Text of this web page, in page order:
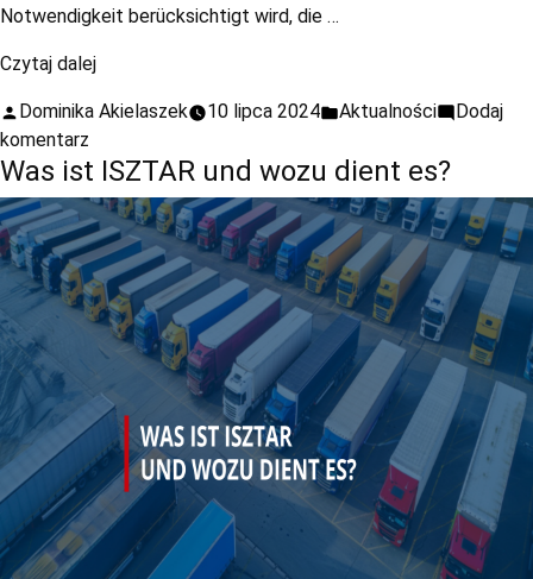
Notwendigkeit berücksichtigt wird, die …
Czytaj dalej
Dominika Akielaszek 10 lipca 2024 Aktualności
Dodaj
komentarz
Was ist ISZTAR und wozu dient es?